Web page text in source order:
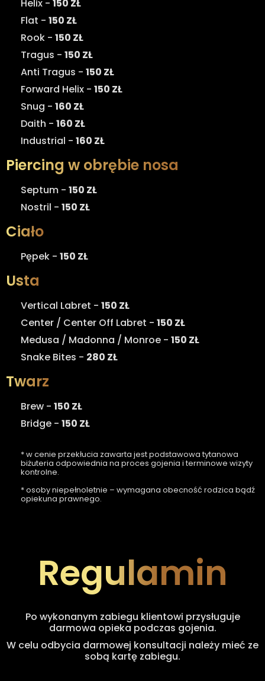
Helix - 150 ZŁ
Flat - 150 ZŁ
Rook - 150 ZŁ
Tragus - 150 ZŁ
Anti Tragus - 150 ZŁ
Forward Helix - 150 ZŁ
Snug - 160 ZŁ
Daith - 160 ZŁ
Industrial - 160 ZŁ
Piercing w obrębie nosa
Septum - 150 ZŁ
Nostril - 150 ZŁ
Ciało
Pępek - 150 ZŁ
Usta
Vertical Labret - 150 ZŁ
Center / Center Off Labret - 150 ZŁ
Medusa / Madonna / Monroe - 150 ZŁ
Snake Bites - 280 ZŁ
Twarz
Brew - 150 ZŁ
Bridge - 150 ZŁ
* w cenie przekłucia zawarta jest podstawowa tytanowa
biżuteria odpowiednia na proces gojenia i terminowe wizyty
kontrolne.
* osoby niepełnoletnie – wymagana obecność rodzica bądź
opiekuna prawnego.
Regulamin
Po wykonanym zabiegu klientowi przysługuje
darmowa opieka podczas gojenia.
W celu odbycia darmowej konsultacji należy mieć ze
sobą kartę zabiegu.